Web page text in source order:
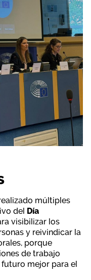
múltiples
del Día
visibilizar los
y reivindicar la
porque
de trabajo
mejor para el